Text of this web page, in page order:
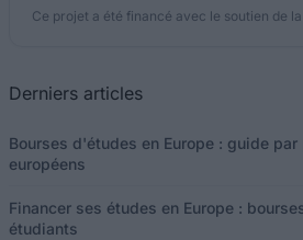
Ce projet a été financé avec le soutien de
Derniers articles
Bourses d'études en Europe : guide
européens
Financer ses études en Europe :
étudiants